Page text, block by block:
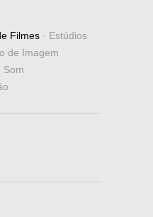
Filmes · Estúdios
de Imagem
Som